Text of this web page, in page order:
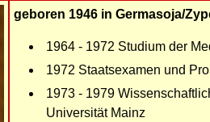
geboren 1946 in Germasoja/
1964 - 1972 Studium der
1972 Staatsexamen und
1973 - 1979
Universität Mainz